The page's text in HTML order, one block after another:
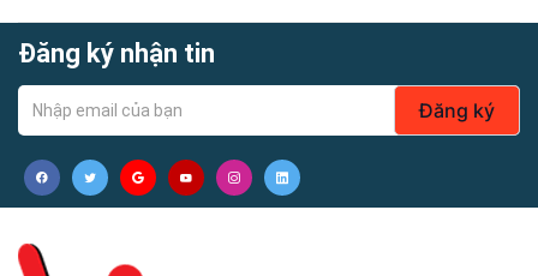
Đăng ký nhận tin
Đăng ký